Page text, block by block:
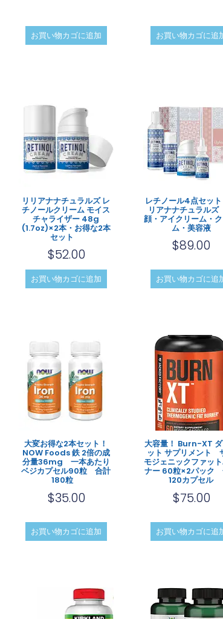
お買い物カゴに追加 お買い物カゴに追
リリアナナチュラルズ レ
チノールクリーム モイス
チャライザー 48g
(1.7oz)×2本・お得な2本
セット
$52.00
お買い物カゴに追加
レチノール4点セッ
リアナナチュラル
顔・アイクリーム・
ム・美容液
$89.00
お買い物カゴに追
大変お得な2本セット！
NOW Foods 鉄 2倍の成
分量36mg 一本あたり
ベジカプセル90粒 合計
180粒
$35.00
お買い物カゴに追加
大容量！ Burn-XT
ット サプリメント
モジェニックファッ
ナー 60粒×2パック
120カプセル
$75.00
お買い物カゴに追